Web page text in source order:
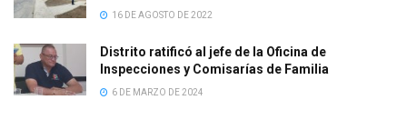
16 DE AGOSTO DE 2022
Distrito ratificó al jefe de la Oficina de
Inspecciones y Comisarías de Familia
6 DE MARZO DE 2024